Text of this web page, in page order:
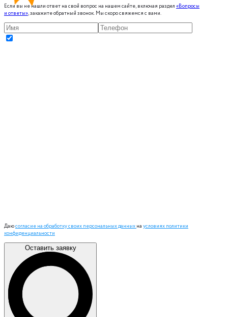
Если вы не нашли ответ на свой вопрос на нашем сайте, включая раздел «Вопросы
и ответы», закажите обратный звонок. Мы скоро свяжемся с вами.
Даюсогласие на обработку своих персональных данныхна условиях политики
конфиденциальности
Оставить заявку